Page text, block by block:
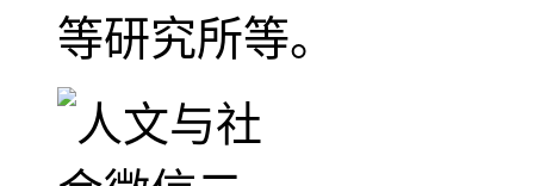
等研究所等。